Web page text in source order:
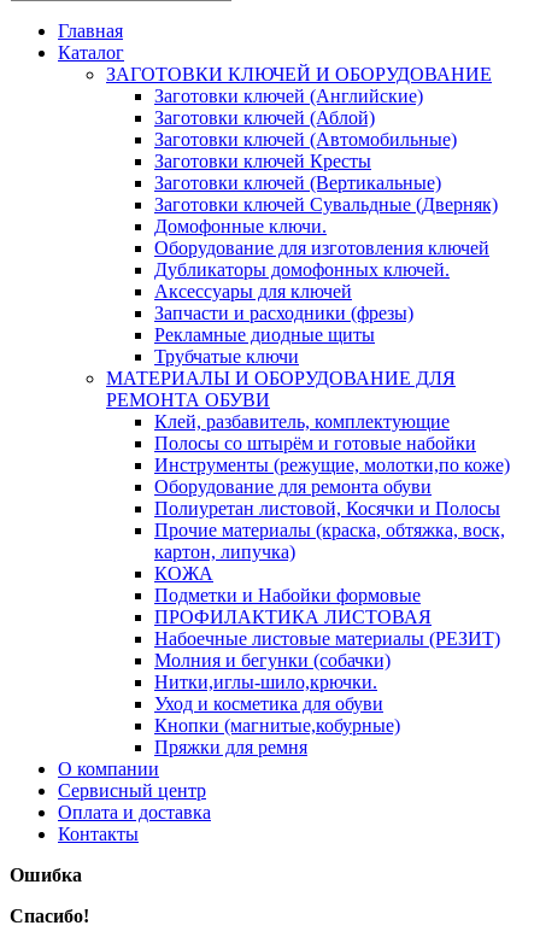
Главная
Каталог
ЗАГОТОВКИ КЛЮЧЕЙ И ОБОРУДОВАНИЕ
Заготовки ключей (Английские)
Заготовки ключей (Аблой)
Заготовки ключей (Автомобильные)
Заготовки ключей Кресты
Заготовки ключей (Вертикальные)
Заготовки ключей Сувальдные (Дверняк)
Домофонные ключи.
Оборудование для изготовления ключей
Дубликаторы домофонных ключей.
Аксессуары для ключей
Запчасти и расходники (фрезы)
Рекламные диодные щиты
Трубчатые ключи
МАТЕРИАЛЫ И ОБОРУДОВАНИЕ ДЛЯ
РЕМОНТА ОБУВИ
Клей, разбавитель, комплектующие
Полосы со штырём и готовые набойки
Инструменты (режущие, молотки,по коже)
Оборудование для ремонта обуви
Полиуретан листовой, Косячки и Полосы
Прочие материалы (краска, обтяжка, воск,
картон, липучка)
КОЖА
Подметки и Набойки формовые
ПРОФИЛАКТИКА ЛИСТОВАЯ
Набоечные листовые материалы (РЕЗИТ)
Молния и бегунки (собачки)
Нитки,иглы-шило,крючки.
Уход и косметика для обуви
Кнопки (магнитые,кобурные)
Пряжки для ремня
О компании
Сервисный центр
Оплата и доставка
Контакты
Ошибка
Спасибо!